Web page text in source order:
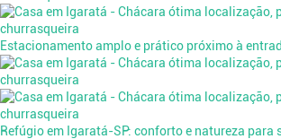
Estacionamento amplo e prático próximo à
Refúgio em Igaratá-SP: conforto e natureza para